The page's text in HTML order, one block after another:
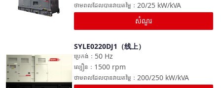
20/25 kW/kVA
ថាមពលដែលបានវាយតម្លៃ ：
សំណួរ
SYLE0220DJ1（线上）
50 Hz
ប្រេកង់ ：
1500 rpm
ល្បឿន ：
200/250 kW/kVA
ថាមពលដែលបានវាយតម្លៃ ：